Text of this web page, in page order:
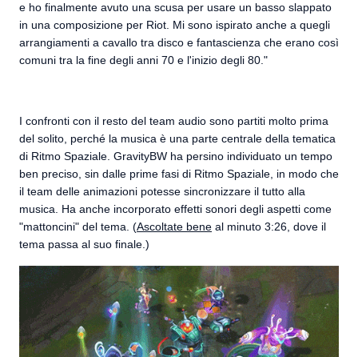
e ho finalmente avuto una scusa per usare un basso slappato
in una composizione per Riot. Mi sono ispirato anche a quegli
arrangiamenti a cavallo tra disco e fantascienza che erano così
comuni tra la fine degli anni 70 e l'inizio degli 80."
I confronti con il resto del team audio sono partiti molto prima
del solito, perché la musica è una parte centrale della tematica
di Ritmo Spaziale. GravityBW ha persino individuato un tempo
ben preciso, sin dalle prime fasi di Ritmo Spaziale, in modo che
il team delle animazioni potesse sincronizzare il tutto alla
musica. Ha anche incorporato effetti sonori degli aspetti come
"mattoncini" del tema. (Ascoltate bene al minuto 3:26, dove il
tema passa al suo finale.)